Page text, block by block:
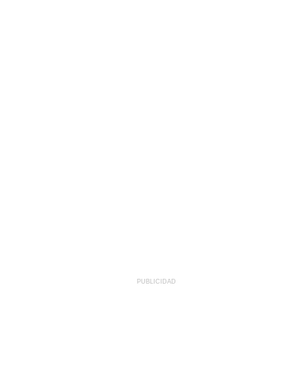
PUBLICIDAD